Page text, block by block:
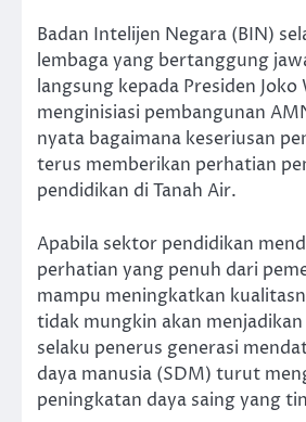
Badan Intelijen Negara (BIN)
lembaga yang bertanggung
langsung kepada Presiden
menginisiasi pembangunan
nyata bagaimana keseriusan
terus memberikan perhatian
pendidikan di Tanah Air.
Apabila sektor pendidikan
perhatian yang penuh dari
mampu meningkatkan
tidak mungkin akan
selaku penerus generasi
daya manusia (SDM) turut
peningkatan daya saing yang